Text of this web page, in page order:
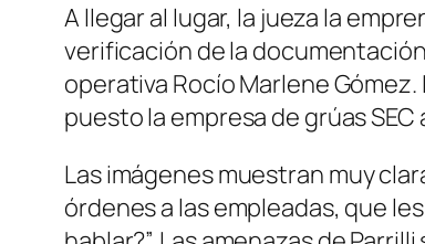
A llegar al lugar, la jueza la
verificación de la
operativa Rocío Marlene
puesto la empresa de grúas
Las imágenes muestran muy
órdenes a las empleadas, que